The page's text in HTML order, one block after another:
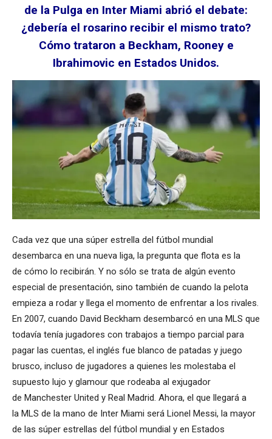
de la Pulga en Inter Miami abrió el debate:
¿debería el rosarino recibir el mismo trato?
Cómo trataron a Beckham, Rooney e
Ibrahimovic en Estados Unidos.
Cada vez que una súper estrella del fútbol mundial
desembarca en una nueva liga, la pregunta que flota es la
de cómo lo recibirán. Y no sólo se trata de algún evento
especial de presentación, sino también de cuando la pelota
empieza a rodar y llega el momento de enfrentar a los rivales.
En 2007, cuando David Beckham desembarcó en una MLS que
todavía tenía jugadores con trabajos a tiempo parcial para
pagar las cuentas, el inglés fue blanco de patadas y juego
brusco, incluso de jugadores a quienes les molestaba el
supuesto lujo y glamour que rodeaba al exjugador
de Manchester United y Real Madrid. Ahora, el que llegará a
la MLS de la mano de Inter Miami será Lionel Messi, la mayor
de las súper estrellas del fútbol mundial y en Estados